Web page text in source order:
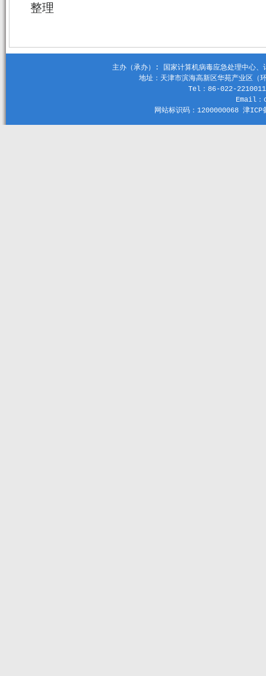
整理
主办（承办）: 国家计算机病毒应急处理中心
地址：天津市滨海高新区华苑产业区
Tel：86-022-
Email
网站标识码：1200000068 津